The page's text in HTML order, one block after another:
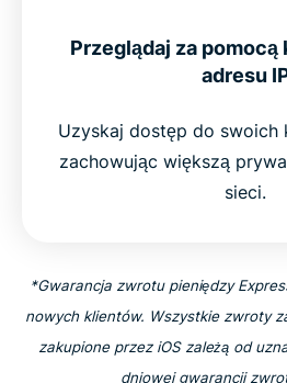
Kanadzie
użytkowników w Kanadzie
Czy korzystanie z VPN jest
Najczęściej zadawane
Przeglądaj za
adresu
Uzyskaj dostęp do swoich
zachowując większą
sieci.
*Gwarancja zwrotu pieniędzy
nowych klientów. Wszystkie zwroty
zakupione przez iOS zależą od
dniowej gwarancji